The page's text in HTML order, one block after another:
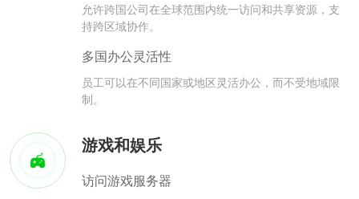
允许跨国公司在全球范围内统一访问和共享资源，支
持跨区域协作。
多国办公灵活性
员工可以在不同国家或地区灵活办公，而不受地域限
制。
游戏和娱乐
访问游戏服务器